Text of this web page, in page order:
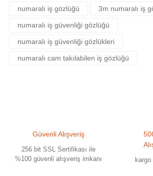
Görüş ve önerileriniz için teşekkür ederiz.
Ürün resmi kalitesiz, bozuk veya
Ürün açıklamasında eksik bilgiler bulunuyor.
numaralı iş gözlüğü
3m numaralı iş
numaralı iş güvenliği gözlüğü
numaralı iş güvenliği gözlükleri
numaralı cam takılabilen iş gözlüğü
Güvenli Alışveriş
256 bit SSL Sertifikası ile
%100 güvenli alışveriş imkanı